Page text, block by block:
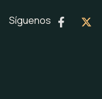
Síguenos